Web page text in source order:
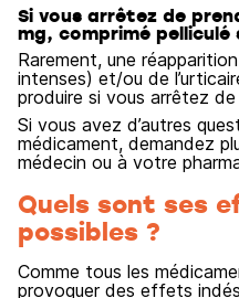
Si vous arrêtez de
mg, comprimé pelliculé
Rarement, une
intenses) et/ou de
produire si vous arrêtez
Si vous avez d’autres
médicament, demandez
médecin ou à votre
Quels sont ses
possibles ?
Comme tous les
provoquer des effets